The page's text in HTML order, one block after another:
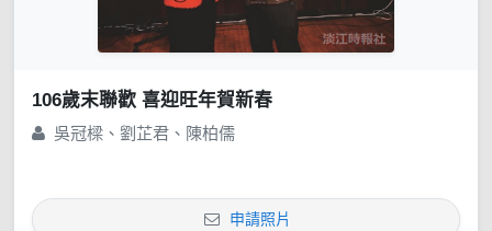
106歲末聯歡 喜迎旺年賀新春
吳冠樑、劉芷君、陳柏儒
申請照片